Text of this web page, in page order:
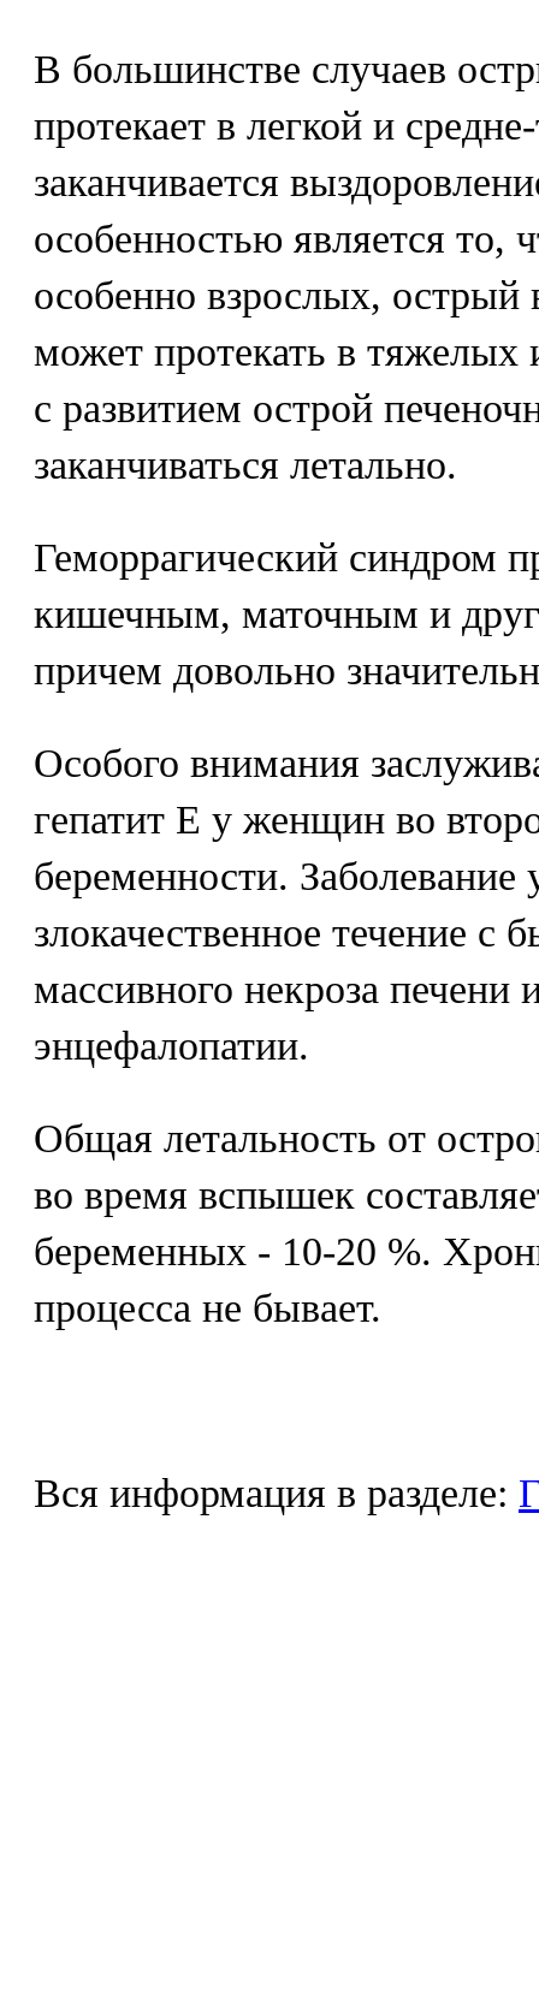
В большинстве случаев
протекает в легкой и
заканчивается
особенностью является то,
особенно взрослых, острый
может протекать в
с развитием острой
заканчиваться летально.
Геморрагический синдром
кишечным, маточным и
причем довольно
Особого внимания
гепатит Е у женщин во
беременности.
злокачественное течение с
массивного некроза печени
энцефалопатии.
Общая летальность от
во время вспышек
беременных - 10-20 %.
процесса не бывает.
Вся информация в разделе: